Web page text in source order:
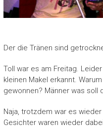
Der die Tränen sind
Toll war es am Freitag.
kleinen Makel erkannt.
gewonnen? Männer was soll
Naja, trotzdem war es
Gesichter waren wieder